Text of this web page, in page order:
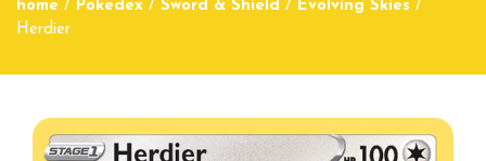
home / Pokedex / Sword & Shield / Evolving Skies /
Herdier